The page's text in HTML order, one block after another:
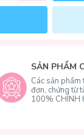
SẢN PHẨM
Các sản
đơn, chứng từ
100% CHÍNH